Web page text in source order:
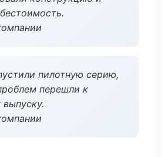
пилотную серию,
перешли к